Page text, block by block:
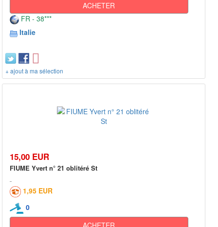
ACHETER
FR - 38***
Italie
+ ajout à ma sélection
15,00 EUR
FIUME Yvert n° 21 oblitéré St
1,95 EUR
0
ACHETER